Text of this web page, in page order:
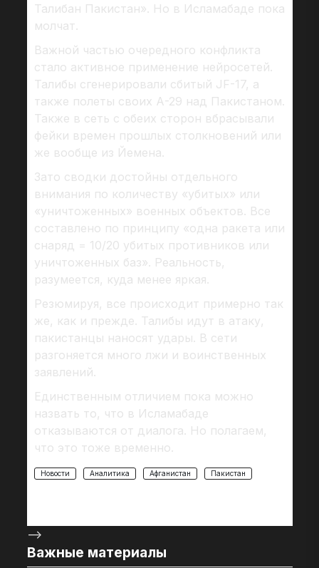
Талибан Пакистан». Но в Исламабаде пока
молчат.
Важной частью очередного конфликта
стало активное применение нейросетей.
Талибы сгенерировали сбитый JF-17, а
также полеты своих А-29 над Пакистаном.
Также в сеть с обеих сторон вбрасывали
фейки времен прошлых столкновений или
же вообще из Йемена.
Зато сводки достойны отдельного
внимания по количеству «убитых» или
«уничтоженных» военных объектов. Все
составлено по принципу «одна ракета или
снаряд = 10/20 убитых противников или
уничтоженных баз». Реальность,
разумеется, куда менее яркая.
Резюмируя, все происходит примерно так
же, как и прежде. Талибы идут в атаку,
пакистанцы наносят удары. В сети
разгоняется много лжи и воинственных
заявлений.
Единственным отличием пока можно
назвать то, что в Исламабаде
отказываются от диалога. Но полагаем,
что это тоже временно.
Новости Аналитика Афганистан Пакистан
-->
Важные материалы